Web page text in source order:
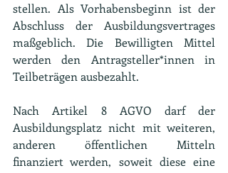
stellen. Als Vorhabensbeginn ist der
Abschluss der Ausbildungsvertrages
maßgeblich. Die Bewilligten Mittel
werden den Antragsteller*innen in
Teilbeträgen ausbezahlt.
Nach Artikel 8 AGVO darf der
Ausbildungsplatz nicht mit weiteren,
anderen öffentlichen Mitteln
finanziert werden, soweit diese eine